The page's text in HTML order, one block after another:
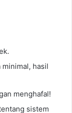
minimal, hasil
menghafal!
sistem